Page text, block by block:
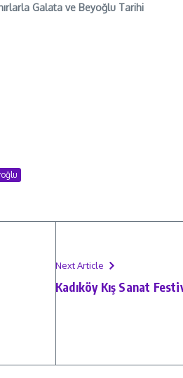
Galata ve Beyoğlu Tarihi
Next Article
Kadıköy Kış Sanat